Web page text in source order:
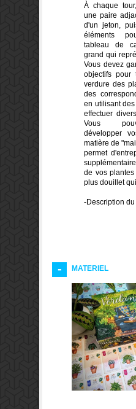
À chaque
une paire
d'un jeton,
éléments
tableau de
grand qui
Vous devez
objectifs pour
verdure des
des
en utilisant
effectuer
Vous
développer
matière de
permet
de vos
plus douillet
-Description
MATERIEL